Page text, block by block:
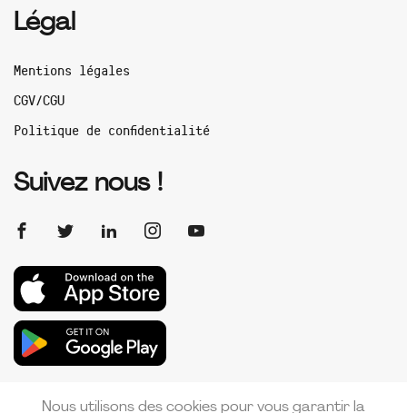
Légal
Mentions légales
CGV/CGU
Politique de confidentialité
Suivez nous !
Nous utilisons des cookies pour vous garantir la